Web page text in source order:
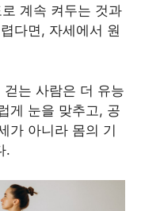
계속 켜두는 것과
다면, 자세에서 원
는 사람은 더 유능
게 눈을 맞추고, 공
가 아니라 몸의 기
.